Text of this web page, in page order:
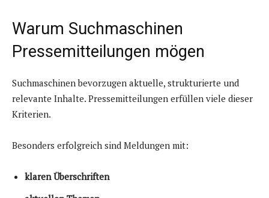
Warum Suchmaschinen
Pressemitteilungen mögen
Suchmaschinen bevorzugen aktuelle, strukturierte und
relevante Inhalte. Pressemitteilungen erfüllen viele dieser
Kriterien.
Besonders erfolgreich sind Meldungen mit:
klaren Überschriften